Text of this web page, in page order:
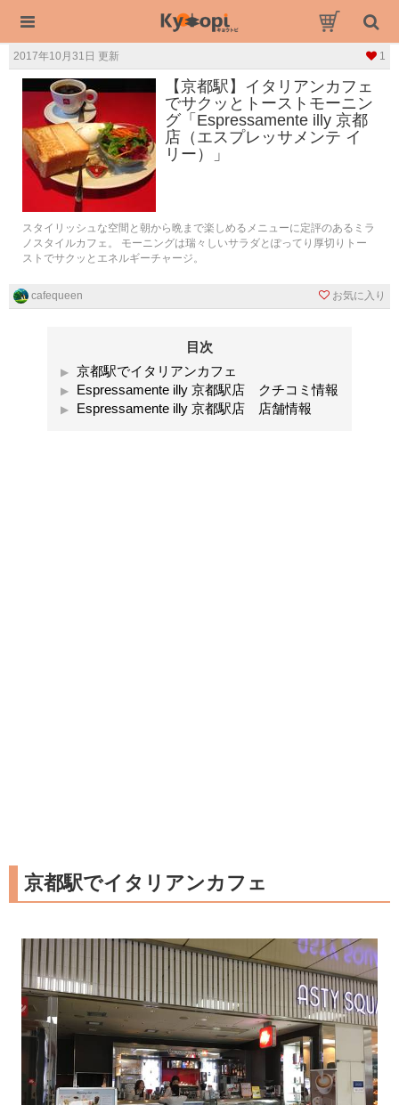
2017年10月31日 更新 1
【京都駅】イタリアンカフェ
でサクッとトーストモーニン
グ「Espressamente illy 京都
店（エスプレッサメンテ イ
リー）」
スタイリッシュな空間と朝から晩まで楽しめるメニューに定評のあるミラ
ノスタイルカフェ。 モーニングは瑞々しいサラダとぽってり厚切りトー
ストでサクッとエネルギーチャージ。
cafequeen お気に入り
目次
京都駅でイタリアンカフェ
Espressamente illy 京都駅店 クチコミ情報
Espressamente illy 京都駅店 店舗情報
京都駅でイタリアンカフェ